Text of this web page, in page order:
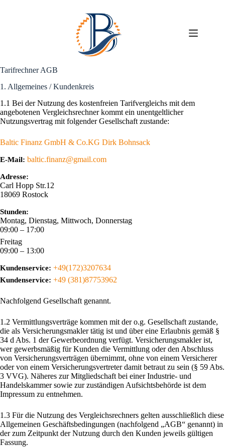
Tarifrechner AGB
1. Allgemeines / Kundenkreis
1.1 Bei der Nutzung des kostenfreien Tarifvergleichs mit dem
angebotenen Vergleichsrechner kommt ein unentgeltlicher
Nutzungsvertrag mit folgender Gesellschaft zustande:
Baltic Finanz GmbH & Co.KG Dirk Bohnsack
E-Mail: baltic.finanz@gmail.com
Adresse:
Carl Hopp Str.12
18069 Rostock
Stunden:
Montag, Dienstag, Mittwoch, Donnerstag
09:00 – 17:00
Freitag
09:00 – 13:00
Kundenservice: +49(172)3207634
Kundenservice: +49 (381)87753962
Nachfolgend Gesellschaft genannt.
1.2 Vermittlungsverträge kommen mit der o.g. Gesellschaft zustande,
die als Versicherungsmakler tätig ist und über eine Erlaubnis gemäß §
34 d Abs. 1 der Gewerbeordnung verfügt. Versicherungsmakler ist,
wer gewerbsmäßig für Kunden die Vermittlung oder den Abschluss
von Versicherungsverträgen übernimmt, ohne von einem Versicherer
oder von einem Versicherungsvertreter damit betraut zu sein (§ 59 Abs.
3 VVG). Näheres zur Mitgliedschaft bei einer Industrie- und
Handelskammer sowie zur zuständigen Aufsichtsbehörde ist dem
Impressum zu entnehmen.
1.3 Für die Nutzung des Vergleichsrechners gelten ausschließlich diese
Allgemeinen Geschäftsbedingungen (nachfolgend „AGB“ genannt) in
der zum Zeitpunkt der Nutzung durch den Kunden jeweils gültigen
Fassung.